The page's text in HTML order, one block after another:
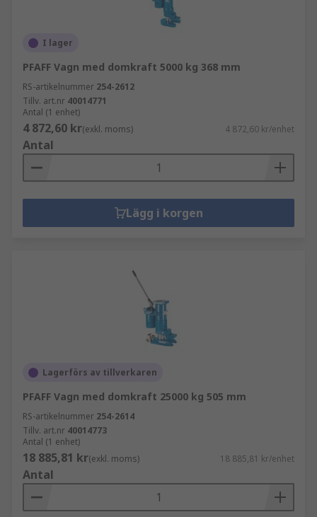
I lager
PFAFF Vagn med domkraft 5000 kg 368 mm
RS-artikelnummer 254-2612
Tillv. art.nr 40014771
Antal (1 enhet)
4 872,60 kr(exkl. moms) 4 872,60 kr/enhet
Antal
Lägg i korgen
Lagerförs av tillverkaren
PFAFF Vagn med domkraft 25000 kg 505 mm
RS-artikelnummer 254-2614
Tillv. art.nr 40014773
Antal (1 enhet)
18 885,81 kr(exkl. moms) 18 885,81 kr/enhet
Antal